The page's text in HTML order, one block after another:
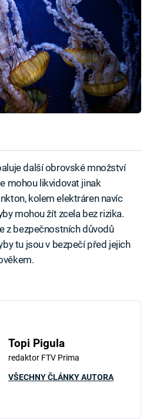
další obrovské množství
mohou likvidovat jinak
kolem elektráren navíc
mohou žít zcela bez rizika.
z bezpečnostních důvodů
tu jsou v bezpečí před jejich
Topi Pigula
redaktor FTV Prima
VŠECHNY ČLÁNKY AUTORA